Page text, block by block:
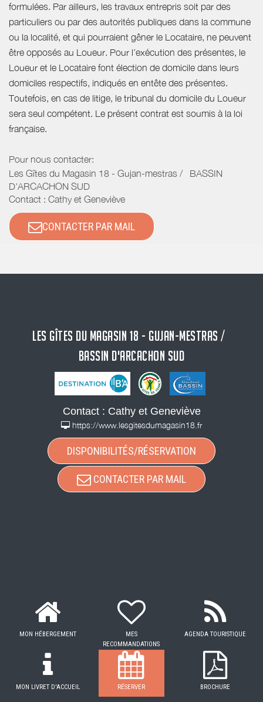
formulées. Par ailleurs, les travaux entrepris soit par des
particuliers ou par des autorités publiques dans la commune
ou la localité, et qui pourraient gêner le Locataire, ne peuvent
être opposés au Loueur. Pour l’exécution des présentes, le
Loueur et le Locataire font élection de domicile dans leurs
domiciles respectifs, indiqués en entête des présentes.
Toutefois, en cas de litige, le tribunal du domicile du Loueur
sera seul compétent. Le présent contrat est soumis à la loi
française.
Pour nous contacter:
Les Gîtes du Magasin 18 - Gujan-mestras / BASSIN
D'ARCACHON SUD
Contact : Cathy et Geneviève
CONTACTER PAR MAIL
LES GÎTES DU MAGASIN 18 - GUJAN-MESTRAS /
BASSIN D'ARCACHON SUD
Contact : Cathy et Geneviève
https://www.lesgitesdumagasin18.fr
DISPONIBILITÉS/RÉSERVATION
CONTACTER PAR MAIL
MON HÉBERGEMENT
MES
RECOMMANDATIONS
AGENDA TOURISTIQUE
MON LIVRET D'ACCUEIL RÉSERVER BROCHURE